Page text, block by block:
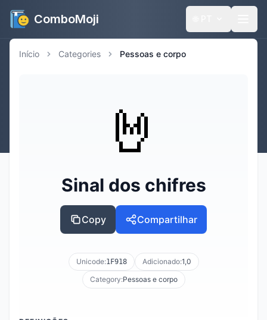
ComboMoji
Início Categories Pessoas e corpo
🤘
Sinal dos chifres
Copy Compartilhar
Unicode:1F918 Adicionado:1,0
Category:Pessoas e corpo